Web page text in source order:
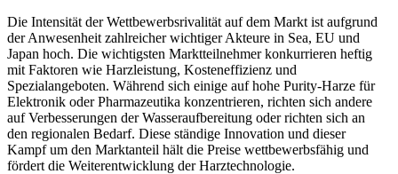
Die Intensität der Wettbewerbsrivalität auf dem Markt ist aufgrund
der Anwesenheit zahlreicher wichtiger Akteure in Sea, EU und
Japan hoch. Die wichtigsten Marktteilnehmer konkurrieren heftig
mit Faktoren wie Harzleistung, Kosteneffizienz und
Spezialangeboten. Während sich einige auf hohe Purity-Harze für
Elektronik oder Pharmazeutika konzentrieren, richten sich andere
auf Verbesserungen der Wasseraufbereitung oder richten sich an
den regionalen Bedarf. Diese ständige Innovation und dieser
Kampf um den Marktanteil hält die Preise wettbewerbsfähig und
fördert die Weiterentwicklung der Harztechnologie.